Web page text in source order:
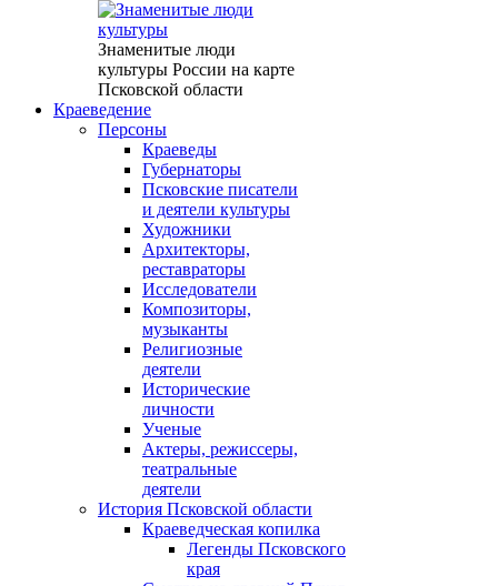
Знаменитые люди
культуры России на карте
Псковской области
Краеведение
Персоны
Краеведы
Губернаторы
Псковские писатели
и деятели культуры
Художники
Архитекторы,
реставраторы
Исследователи
Композиторы,
музыканты
Религиозные
деятели
Исторические
личности
Ученые
Актеры, режиссеры,
театральные
деятели
История Псковской области
Краеведческая копилка
Легенды Псковского
края